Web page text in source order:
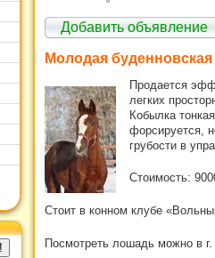
Добавить объявление
Молодая
Продается
легких
Кобылка
форсируется,
грубости в
Стоимость:
Стоит в конном клубе
Посмотреть лошадь можно в г.